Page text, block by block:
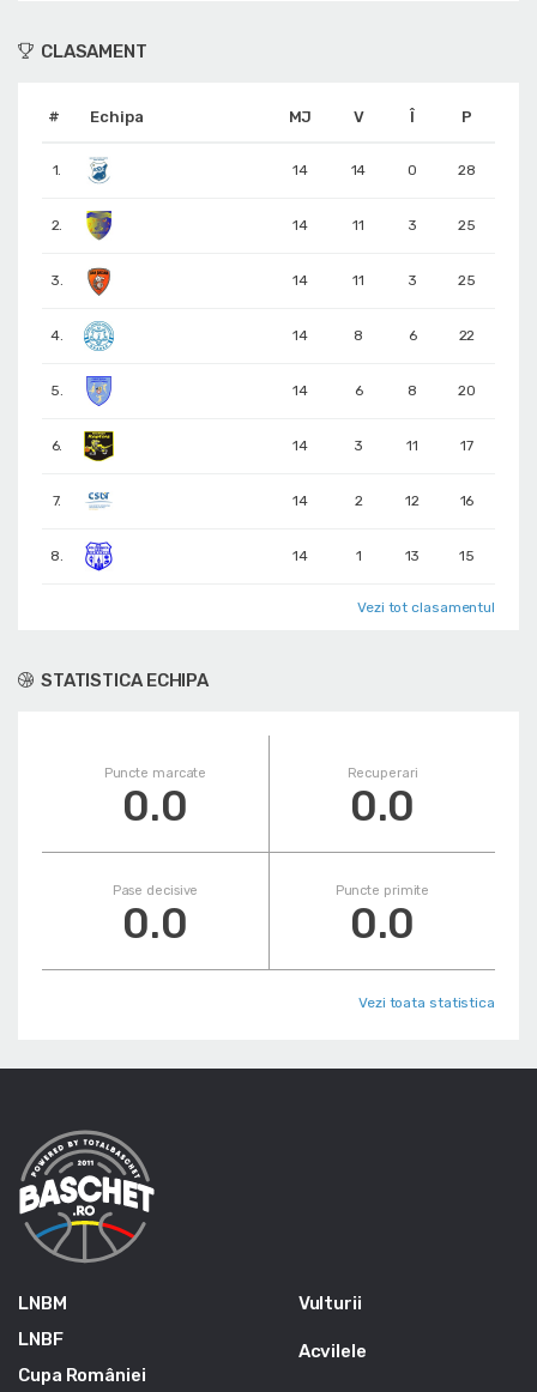
CLASAMENT
# Echipa MJ V Î P
1. 14 14 0 28
2. 14 11 3 25
3. 14 11 3 25
4. 14 8 6 22
5. 14 6 8 20
6. 14 3 11 17
7. 14 2 12 16
8. 14 1 13 15
Vezi tot clasamentul
STATISTICA ECHIPA
Puncte marcate
0.0
Recuperari
0.0
Pase decisive
0.0
Puncte primite
0.0
Vezi toata statistica
LNBM
LNBF
Cupa României
Vulturii
Acvilele